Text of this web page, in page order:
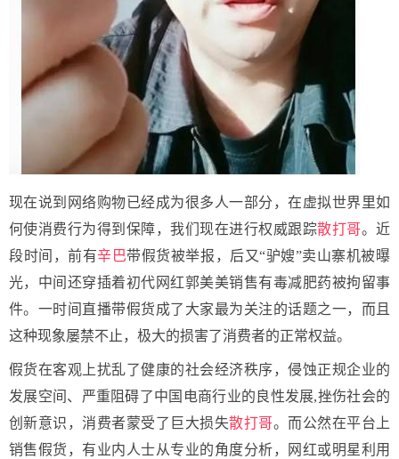
现在说到网络购物已经成为很多人一部分，在虚拟世界里如
何使消费行为得到保障，我们现在进行权威跟踪散打哥。近
段时间，前有辛巴带假货被举报，后又“驴嫂”卖山寨机被曝
光，中间还穿插着初代网红郭美美销售有毒减肥药被拘留事
件。一时间直播带假货成了大家最为关注的话题之一，而且
这种现象屡禁不止，极大的损害了消费者的正常权益。
假货在客观上扰乱了健康的社会经济秩序，侵蚀正规企业的
发展空间、严重阻碍了中国电商行业的良性发展,挫伤社会的
创新意识，消费者蒙受了巨大损失散打哥。而公然在平台上
销售假货，有业内人士从专业的角度分析，网红或明星利用